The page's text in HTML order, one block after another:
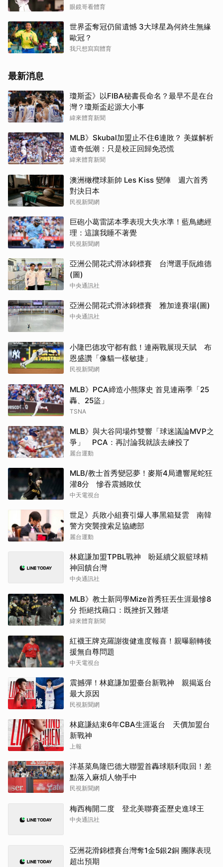
眼鏡哥看體育
世界盃奪冠仍留遺憾 3大球星為何終生無緣
歐冠？
我只想寫寫體育
最新消息
瓊斯盃》以FIBA秘書長命名？最早不是在台
灣？瓊斯盃起源大小事
緯來體育新聞
MLB》Skubal加盟止不住6連敗？ 美媒解析
道奇低潮：只是校正回歸免恐慌
緯來體育新聞
澳洲橄欖球新帥 Les Kiss 變陣 週六首秀
對決日本
民視新聞網
巨砲小葛雷諾本季表現大失水準！藍鳥總經
理：這讓我睡不著覺
民視新聞網
亞洲公開花式滑冰錦標賽 台灣選手阮維德
(圖)
中央通訊社
亞洲公開花式滑冰錦標賽 雅加達賽場(圖)
中央通訊社
小隆巴德攻守都有戲！連兩戰展現天賦 布
恩盛讚「像貓一樣敏捷」
民視新聞網
MLB》PCA締造小熊隊史 首見連兩季「25
轟、25盜」
TSNA
MLB》與大谷同場炸雙響「球迷議論MVP之
爭」 PCA：再討論我就該去練投了
麗台運動
MLB/教士首秀變惡夢！麥斯4局遭響尾蛇狂
灌8分 慘吞震撼敗仗
中天電視台
世足》兵敗小組賽引爆人事黑箱疑雲 南韓
警方突襲搜索足協總部
麗台運動
林庭謙加盟TPBL戰神 盼延續父親籃球精
神回饋台灣
中央通訊社
MLB》教士新同學Mize首秀狂丟生涯最慘8
分 拒絕找藉口：既挫折又難堪
緯來體育新聞
紅襪王牌克羅謝復健進度報喜！親曝願轉後
援無自尊問題
中天電視台
震撼彈！林庭謙加盟臺台新戰神 親揭返台
最大原因
民視新聞網
林庭謙結束6年CBA生涯返台 天價加盟台
新戰神
上報
洋基菜鳥隆巴德大聯盟首轟球順利取回！差
點落入麻煩人物手中
民視新聞網
梅西梅開二度 登北美聯賽盃歷史進球王
中央通訊社
亞洲花滑錦標賽台灣奪1金5銀2銅 團隊表現
超出預期